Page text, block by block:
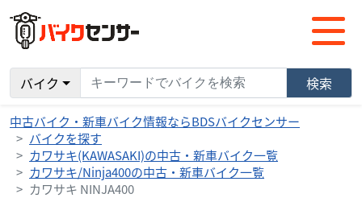
バイク 検索
中古バイク・新車バイク情報ならBDSバイクセンサー
バイクを探す
カワサキ(KAWASAKI)の中古・新車バイク一覧
カワサキ/Ninja400の中古・新車バイク一覧
カワサキ NINJA400